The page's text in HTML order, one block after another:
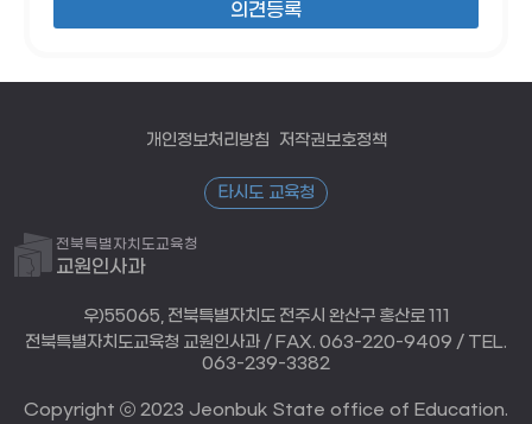
개인정보처리방침 저작권보호정책
타시도 교육청
전북특별자치도교육청
교원인사과
우)55065, 전북특별자치도 전주시 완산구 홍산로 111
전북특별자치도교육청 교원인사과 / FAX. 063-220-9409 / TEL.
063-239-3382
Copyright ⓒ 2023 Jeonbuk State office of Education.